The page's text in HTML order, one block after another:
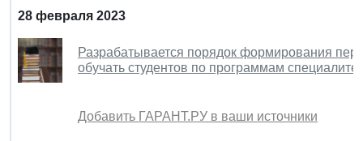
28 февраля 2023
Разрабатывается порядок формирования
обучать студентов по программам
Добавить ГАРАНТ.РУ в ваши источники